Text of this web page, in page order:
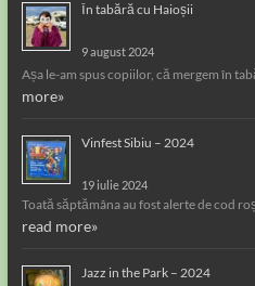
În tabără cu Haioșii
9 august 2024
Așa le-am spus copiilor, că mergem în
more»
Vinfest Sibiu – 2024
19 iulie 2024
Toată săptămâna au fost alerte de cod
read more»
Jazz in the Park – 2024